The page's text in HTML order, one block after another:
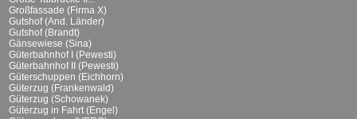
Großfassade (Firma X)
Gutshof (And. Länder)
Gutshof (Brandt)
Gänsewiese (Sina)
Güterbahnhof I (Pewesti)
Güterbahnhof II (Pewesti)
Güterschuppen (Eichhorn)
Güterzug (Frankenwald)
Güterzug (Schowanek)
Güterzug in Fahrt (Engel)